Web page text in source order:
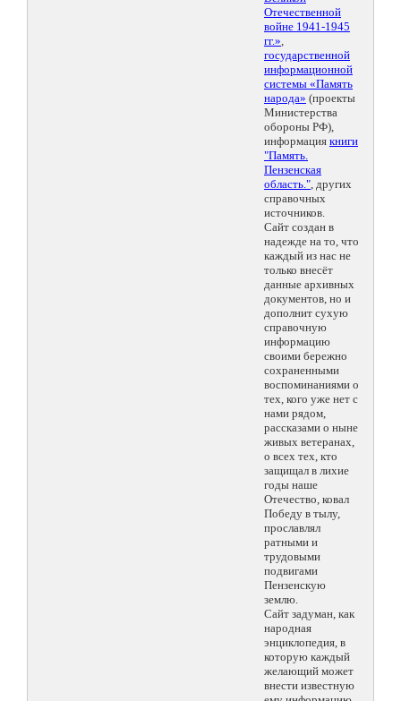
Отечественной
войне 1941-1945
гг.»,
государственной
информационной
системы «Память
народа» (проекты
Министерства
обороны РФ),
информация книги
"Память.
Пензенская
область.", других
справочных
источников.
Сайт создан в
надежде на то, что
каждый из нас не
только внесёт
данные архивных
документов, но и
дополнит сухую
справочную
информацию
своими бережно
сохраненными
воспоминаниями о
тех, кого уже нет с
нами рядом,
рассказами о ныне
живых ветеранах,
о всех тех, кто
защищал в лихие
годы наше
Отечество, ковал
Победу в тылу,
прославлял
ратными и
трудовыми
подвигами
Пензенскую
землю.
Сайт задуман, как
народная
энциклопедия, в
которую каждый
желающий может
внести известную